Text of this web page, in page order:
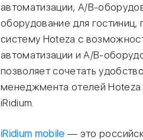
автоматизации, А/В-
оборудование для
систему Hoteza c
автоматизации и А/В-
позволяет сочетать
менеджмента отелей
iRidium.
iRidium mobile — это